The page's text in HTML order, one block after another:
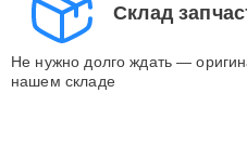
Склад
Не нужно долго ждать —
нашем складе